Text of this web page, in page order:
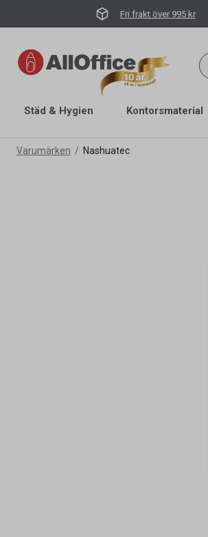
Fri frakt över 995 kr
Städ & Hygien Kontorsmaterial
Varumärken Nashuatec